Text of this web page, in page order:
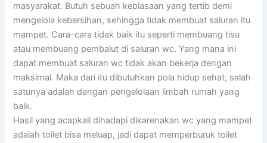
masyarakat. Butuh sebuah kebiasaan yang tertib demi
mengelola kebersihan, sehingga tidak membuat saluran itu
mampet. Cara-cara tidak baik itu seperti membuang tisu
atau membuang pembalut di saluran wc. Yang mana ini
dapat membuat saluran wc tidak akan bekerja dengan
maksimal. Maka dari itu dibutuhkan pola hidup sehat, salah
satunya adalah dengan pengelolaan limbah rumah yang
baik.
Hasil yang acapkali dihadapi dikarenakan wc yang mampet
adalah toilet bisa meluap, jadi dapat memperburuk toilet